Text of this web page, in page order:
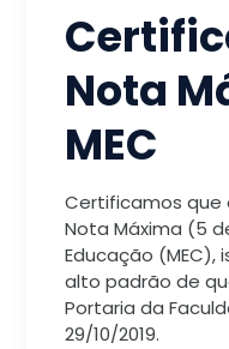
Nota
MEC
Certificamos que
Nota Máxima (5
Educação (MEC),
alto padrão de
Portaria da
29/10/2019.